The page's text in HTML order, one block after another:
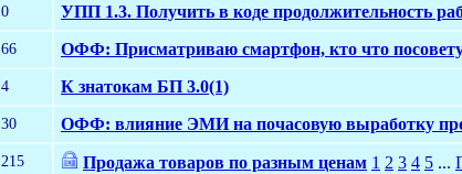
0 УПП 1.3. Получить в коде продолжительность
66 ОФФ: Присматриваю смартфон, кто что
4 К знатокам БП 3.0(1)
30 ОФФ: влияние ЭМИ на почасовую выработку
215 Продажа товаров по разным ценам 1 2 3 4 5 ...